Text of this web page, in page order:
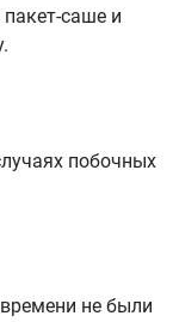
саше и
побочных
не были